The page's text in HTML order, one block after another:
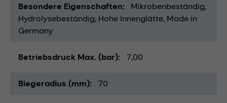
Besondere Eigenschaften
Mikrobenbeständig
Hydrolysebeständig Hohe Innenglätte Made in
Germany
Betriebsdruck Max. (bar) 7,00
Biegeradius (mm) 70